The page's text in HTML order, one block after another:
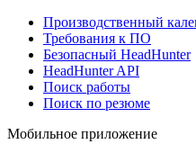
Производственный
Требования к ПО
Безопасный HeadHunter
HeadHunter API
Поиск работы
Поиск по резюме
Мобильное приложение